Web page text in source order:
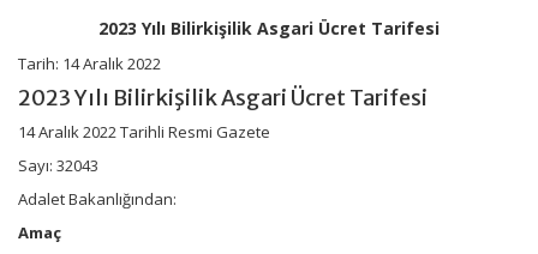
2023 Yılı Bilirkişilik Asgari Ücret Tarifesi
Tarih: 14 Aralık 2022
2023 Yılı Bilirkişilik Asgari Ücret Tarifesi
14 Aralık 2022 Tarihli Resmi Gazete
Sayı: 32043
Adalet Bakanlığından:
Amaç